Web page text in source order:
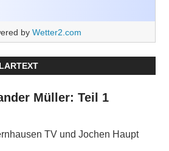
by Wetter2.com
Müller: Teil 1
TV und Jochen Haupt